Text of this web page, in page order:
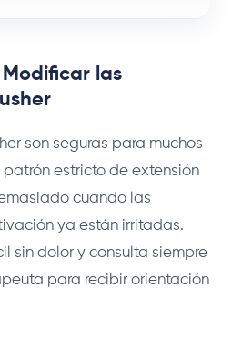
las
son seguras para muchos
estricto de extensión
cuando las
ya están irritadas.
sin dolor y consulta siempre
para recibir orientación